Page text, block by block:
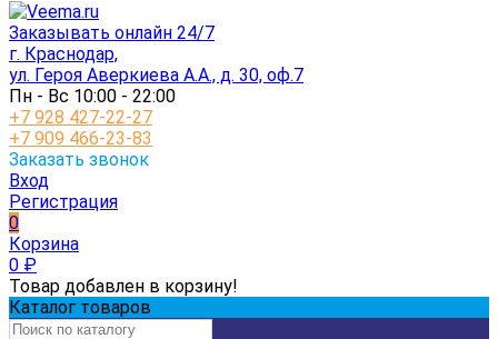
Заказывать онлайн 24/7
г. Краснодар,
ул. Героя Аверкиева А.А., д. 30, оф.7
Пн - Вс 10:00 - 22:00
+7 928 427-22-27
+7 909 466-23-83
Заказать звонок
Вход
Регистрация
0
Корзина
0 ₽
Товар добавлен в корзину!
Каталог товаров